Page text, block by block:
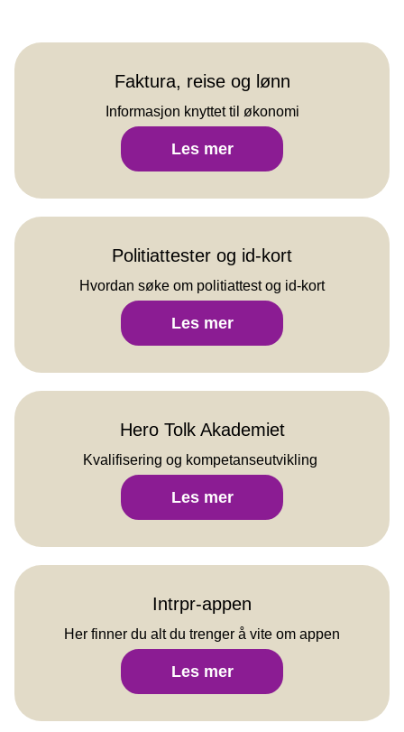
Faktura, reise og lønn
Informasjon knyttet til økonomi
Faktura,
reise
og
lønn
Les mer
Politiattester og id-kort
Hvordan søke om politiattest og id-kort
Politiattester
og
id-
kort
Les mer
Hero Tolk Akademiet
Kvalifisering og kompetanseutvikling
Hero
Tolk
Akademiet
Les mer
Intrpr-appen
Her finner du alt du trenger å vite om appen
Intrpr-
appen
Les mer